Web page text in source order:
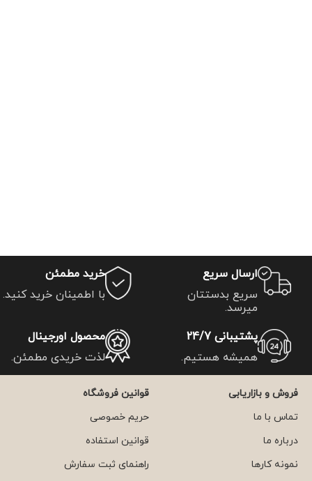
ارسال سریع
سریع بدستتان
میرسد.
خرید مطمئن
با اطمینان خرید کنید.
پشتیبانی 24/7
همیشه هستیم.
محصول اورجینال
لذت خریدی مطمئن.
فروش و بازاریابی
تماس با ما
درباره ما
نمونه کارها
قوانین فروشگاه
حریم خصوصی
قوانین استفاده
راهنمای ثبت سفارش